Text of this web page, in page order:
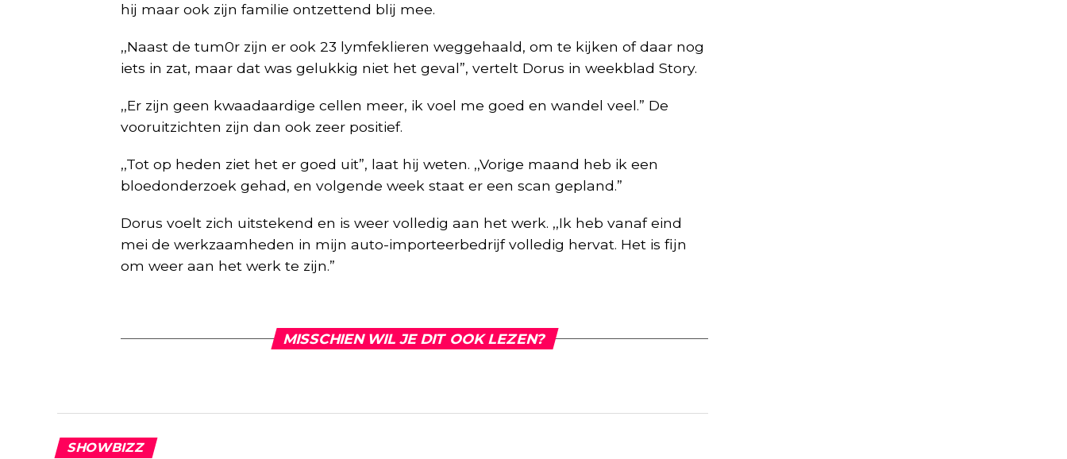
hij maar ook zijn familie ontzettend blij mee.
,,Naast de tum0r zijn er ook 23 lymfeklieren weggehaald, om te kijken of daar nog
iets in zat, maar dat was gelukkig niet het geval”, vertelt Dorus in weekblad Story.
,,Er zijn geen kwaadaardige cellen meer, ik voel me goed en wandel veel.” De
vooruitzichten zijn dan ook zeer positief.
,,Tot op heden ziet het er goed uit”, laat hij weten. ,,Vorige maand heb ik een
bloedonderzoek gehad, en volgende week staat er een scan gepland.”
Dorus voelt zich uitstekend en is weer volledig aan het werk. ,,Ik heb vanaf eind
mei de werkzaamheden in mijn auto-importeerbedrijf volledig hervat. Het is fijn
om weer aan het werk te zijn.”
MISSCHIEN WIL JE DIT OOK LEZEN?
SHOWBIZZ